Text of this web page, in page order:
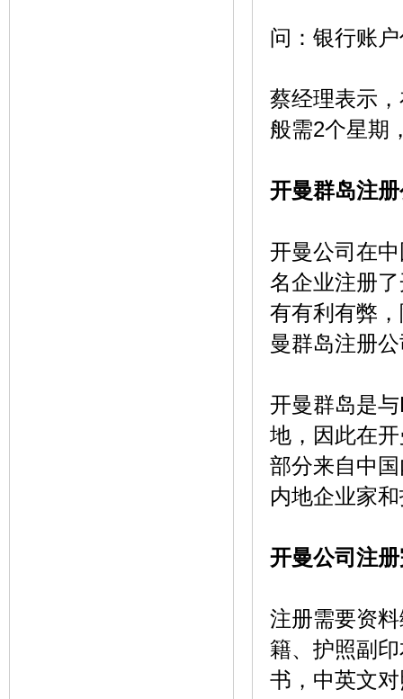
问：银行账
蔡经理表示
般需2个星期
开曼群岛注
开曼公司在
名企业注册
有有利有弊
曼群岛注册
开曼群岛是
地，因此在
部分来自中
内地企业家
开曼公司注
注册需要资
籍、护照副
书，中英文